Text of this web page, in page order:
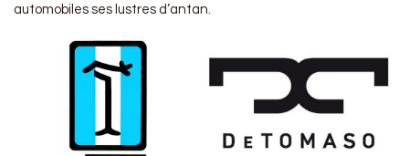
automobiles ses lustres d’antan.